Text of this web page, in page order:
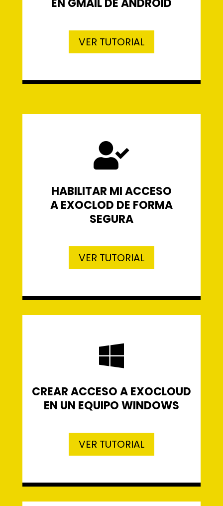
EN GMAIL DE ANDROID
VER TUTORIAL

HABILITAR MI ACCESO
A EXOCLOD DE FORMA
SEGURA
VER TUTORIAL

CREAR ACCESO A EXOCLOUD
EN UN EQUIPO WINDOWS
VER TUTORIAL